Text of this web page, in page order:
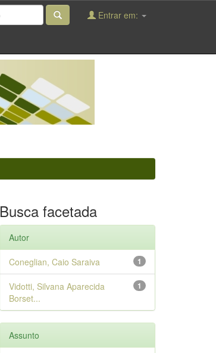
Entrar em:
Busca facetada
Autor
1
Coneglian, Caio Saraiva
1
Vidotti, Silvana Aparecida
Borset...
Assunto